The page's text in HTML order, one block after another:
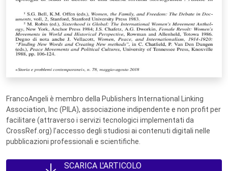
FrancoAngeli è membro della Publishers International Linking
Association, Inc (PILA), associazione indipendente e non profit per
facilitare (attraverso i servizi tecnologici implementati da
CrossRef.org) l’accesso degli studiosi ai contenuti digitali nelle
pubblicazioni professionali e scientifiche.
SCARICA L'ARTICOLO